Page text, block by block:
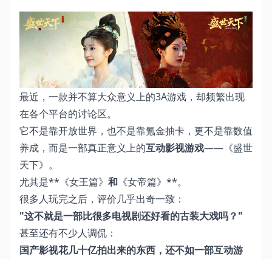
最近，一款并不算大众意义上的3A游戏，却频繁出现
在各个平台的讨论区。
它不是靠开放世界，也不是靠氪金抽卡，更不是靠数值
养成，而是一部真正意义上的互动影视游戏——《盛世
天下》。
尤其是**《女王篇》 和 《女帝篇》**。
很多人玩完之后，评价几乎出奇一致：
"这不就是一部比很多电视剧还好看的古装大戏吗？"
甚至还有不少人调侃：
国产影视花几十亿拍出来的东西，还不如一部互动游